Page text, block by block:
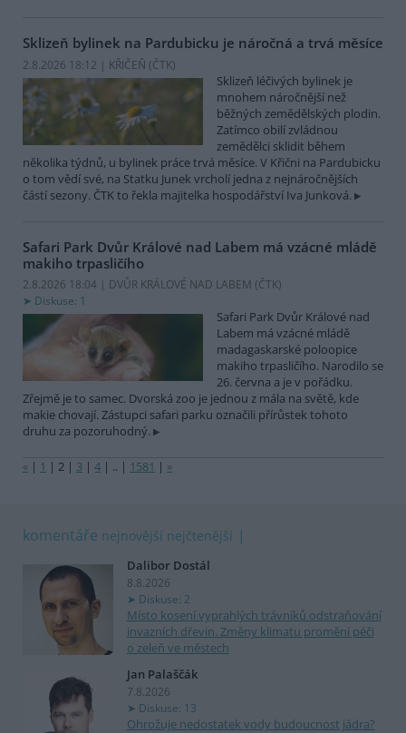
Sklizeň bylinek na Pardubicku je náročná a trvá měsíce
2.8.2026 18:12 | KŘIČEŇ (ČTK)
Sklizeň léčivých bylinek je
mnohem náročnější než
běžných zemědělských plodin.
Zatímco obilí zvládnou
zemědělci sklidit během
několika týdnů, u bylinek práce trvá měsíce. V Křični na Pardubicku
o tom vědí své, na Statku Junek vrcholí jedna z nejnáročnějších
částí sezony. ČTK to řekla majitelka hospodářství Iva Junková.
Safari Park Dvůr Králové nad Labem má vzácné mládě
makiho trpasličího
2.8.2026 18:04 | DVŮR KRÁLOVÉ NAD LABEM (ČTK)
Diskuse: 1
Safari Park Dvůr Králové nad
Labem má vzácné mládě
madagaskarské poloopice
makiho trpasličího. Narodilo se
26. června a je v pořádku.
Zřejmě je to samec. Dvorská zoo je jednou z mála na světě, kde
makie chovají. Zástupci safari parku označili přírůstek tohoto
druhu za pozoruhodný.
« | 1 | 2 | 3 | 4 | .. | 1581 | »
komentáře nejnovější nejčtenější
Dalibor Dostál
8.8.2026
Diskuse: 2
Místo kosení vyprahlých trávníků odstraňování
invazních dřevin. Změny klimatu promění péči
o zeleň ve městech
Jan Palaščák
7.8.2026
Diskuse: 13
Ohrožuje nedostatek vody budoucnost jádra?